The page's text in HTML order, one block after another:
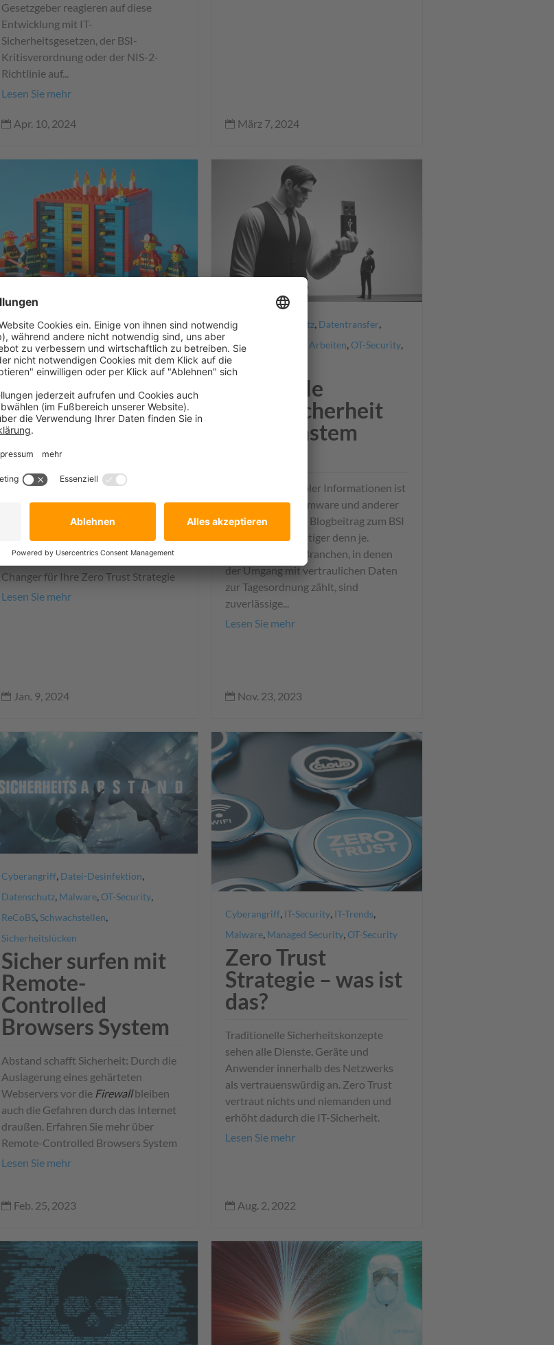
Gesetzgeber reagieren auf diese
Entwicklung mit IT-
Sicherheitsgesetzen, der BSI-
Kritisverordnung oder der NIS-2-
Richtlinie auf...
Lesen Sie mehr
 Apr. 10, 2024  März 7, 2024
Cyberangriff,Datenschutz,
Firewall NGFW,Hardware,IT-Security,
IT-Trends,Managed Security, OT-Security,
Sicherheitslücken ,Zero Trust
Next-Gen
Firewall: Game-
Changer für Ihre
Zero Trust
Strategie
Eine Next-GenFirewallist nicht nur
Perimeterschutz, sondern der Game-
Changer für Ihre Zero Trust Strategie
Lesen Sie mehr
 Jan. 9, 2024
Backup Datenschutz Datentransfer
Hardware Mobiles Arbeiten OT-Security
Verschlüsselung
Maximale
Datensicherheit
auf kleinstem
Der Schutz sensibler Informationen ist
angesichts Ransomware und anderer
Cyberattacken (s. Blogbeitrag zum BSI
Lagebericht) wichtiger denn je.
Insbesondere in Branchen, in denen
der Umgang mit vertraulichen Daten
zur Tagesordnung zählt, sind
zuverlässige...
Lesen Sie mehr
 Nov. 23, 2023
Cyberangriff, Datei-Desinfektion,
Datenschutz, Malware, OT-Security,
ReCoBS, Schwachstellen,
Sicherheitslücken
Sicher surfen mit
Remote-
Controlled
Browsers System
Abstand schafft Sicherheit: Durch die
Auslagerung eines gehärteten
Webservers vor die Firewallbleiben
auch die Gefahren durch das Internet
draußen. Erfahren Sie mehr über
Remote-Controlled Browsers System
Lesen Sie mehr
 Feb. 25, 2023
Cyberangriff, IT-Security, IT-Trends,
Malware, Managed Security, OT-Security
Zero Trust
Strategie – was ist
das?
Traditionelle Sicherheitskonzepte
sehen alle Dienste, Geräte und
Anwender innerhalb des Netzwerks
als vertrauenswürdig an. Zero Trust
vertraut nichts und niemanden und
erhöht dadurch die IT-Sicherheit.
Lesen Sie mehr
 Aug. 2, 2022